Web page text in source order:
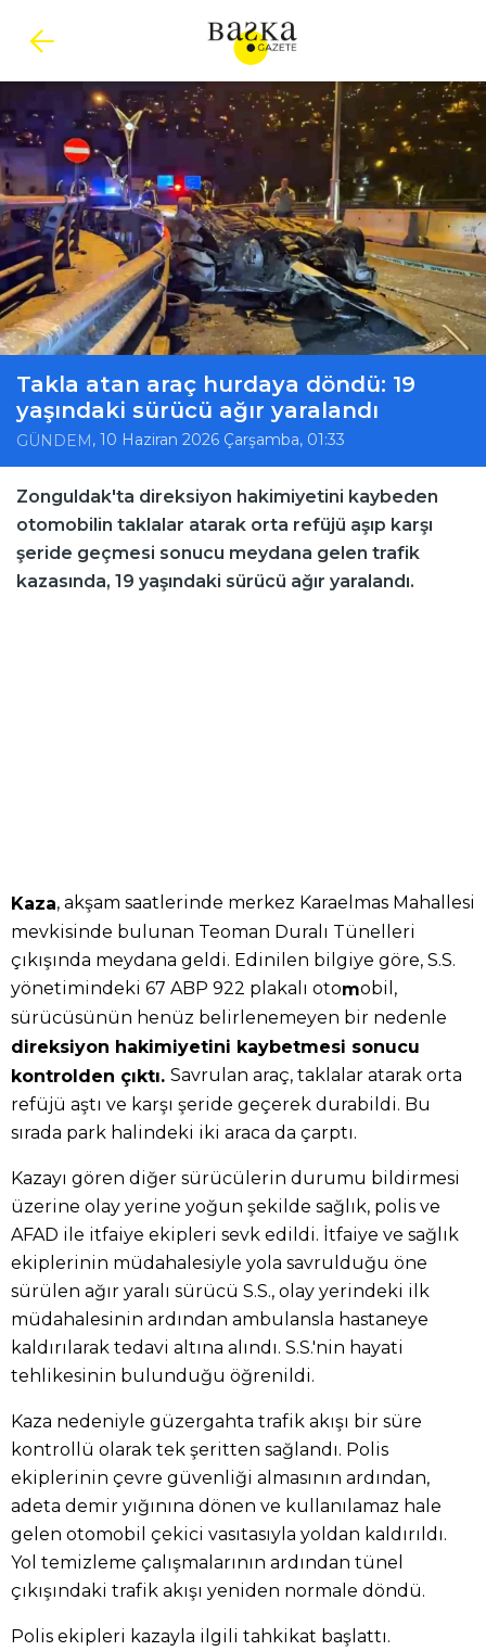
Takla atan araç hurdaya döndü: 19
yaşındaki sürücü ağır yaralandı
GÜNDEM , 10 Haziran 2026 Çarşamba, 01:33
Zonguldak'ta direksiyon hakimiyetini kaybeden
otomobilin taklalar atarak orta refüjü aşıp karşı
şeride geçmesi sonucu meydana gelen trafik
kazasında, 19 yaşındaki sürücü ağır yaralandı.
Kaza, akşam saatlerinde merkez Karaelmas Mahallesi
mevkisinde bulunan Teoman Duralı Tünelleri
çıkışında meydana geldi. Edinilen bilgiye göre, S.S.
yönetimindeki 67 ABP 922 plakalı otomobil,
sürücüsünün henüz belirlenemeyen bir nedenle
direksiyon hakimiyetini kaybetmesi sonucu
kontrolden çıktı. Savrulan araç, taklalar atarak orta
refüjü aştı ve karşı şeride geçerek durabildi. Bu
sırada park halindeki iki araca da çarptı.
Kazayı gören diğer sürücülerin durumu bildirmesi
üzerine olay yerine yoğun şekilde sağlık, polis ve
AFAD ile itfaiye ekipleri sevk edildi. İtfaiye ve sağlık
ekiplerinin müdahalesiyle yola savrulduğu öne
sürülen ağır yaralı sürücü S.S., olay yerindeki ilk
müdahalesinin ardından ambulansla hastaneye
kaldırılarak tedavi altına alındı. S.S.'nin hayati
tehlikesinin bulunduğu öğrenildi.
Kaza nedeniyle güzergahta trafik akışı bir süre
kontrollü olarak tek şeritten sağlandı. Polis
ekiplerinin çevre güvenliği almasının ardından,
adeta demir yığınına dönen ve kullanılamaz hale
gelen otomobil çekici vasıtasıyla yoldan kaldırıldı.
Yol temizleme çalışmalarının ardından tünel
çıkışındaki trafik akışı yeniden normale döndü.
Polis ekipleri kazayla ilgili tahkikat başlattı.